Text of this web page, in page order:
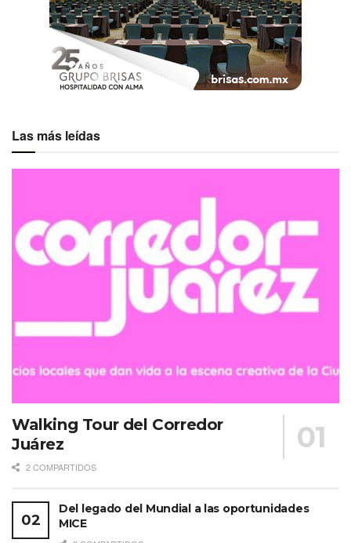
Las más leídas
Walking Tour del Corredor
Juárez
2 COMPARTIDOS
Del legado del Mundial a las oportunidades
MICE